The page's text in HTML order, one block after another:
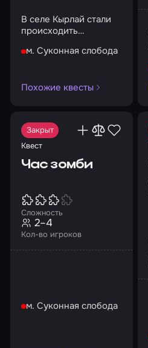
В селе Кырлай стали
происходить
м. Суконная слобода
Похожие квесты
Закрыт
Квест
Час зомби
Сложность
Кол-во игроков
2–4
м. Суконная слобода